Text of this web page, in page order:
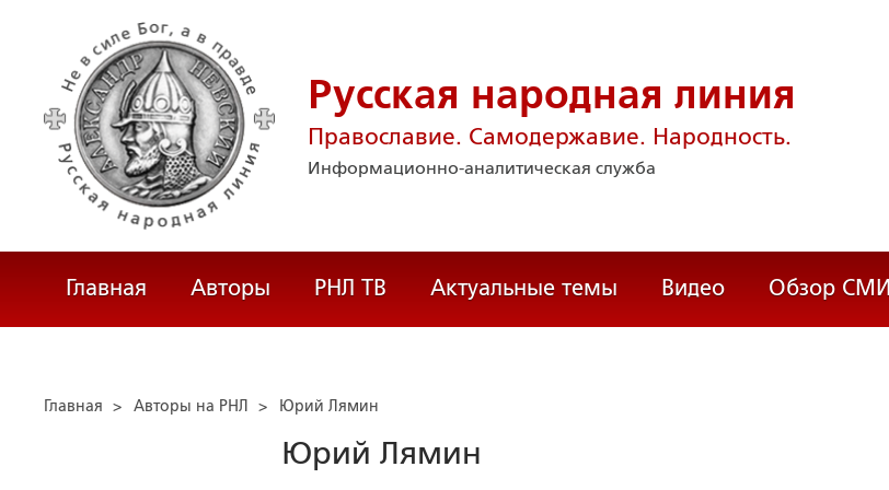
Русская народная линия
Православие. Самодержавие. Народность.
Информационно-аналитическая служба
Главная Авторы РНЛ ТВ Актуальные темы Видео Обзор СМИ
Главная > Авторы на РНЛ > Юрий Лямин
Юрий Лямин